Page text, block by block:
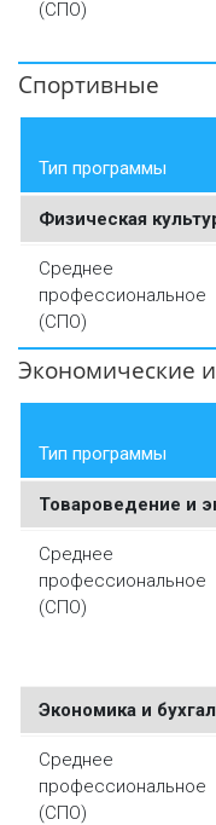
(СПО)
Спортивные
Тип программы
Физическая
Среднее
профессиональное
(СПО)
Экономические
Тип программы
Товароведение и
Среднее
профессиональное
(СПО)
Экономика и
Среднее
профессиональное
(СПО)